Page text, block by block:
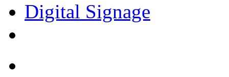
Digital Signage